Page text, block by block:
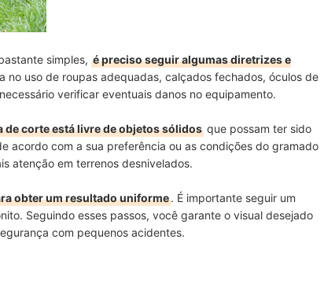
simples, é preciso seguir algumas diretrizes e
no uso de roupas adequadas, calçados fechados, óculos de
verificar eventuais danos no equipamento.
de corte está livre de objetos sólidos que possam ter sido
acordo com a sua preferência ou as condições do gramado
atenção em terrenos desnivelados.
obter um resultado uniforme. É importante seguir um
Seguindo esses passos, você garante o visual desejado
com pequenos acidentes.